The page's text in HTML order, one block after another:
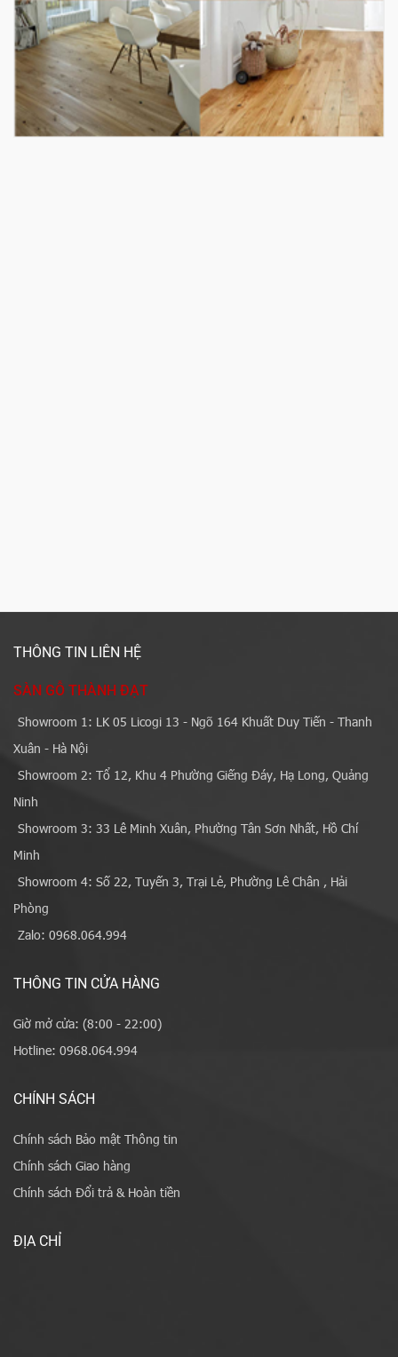
THÔNG TIN LIÊN HỆ
SÀN GỖ THÀNH ĐẠT
Showroom 1: LK 05 Licogi 13 - Ngõ 164 Khuất Duy Tiến - Thanh
Xuân - Hà Nội
Showroom 2: Tổ 12, Khu 4 Phường Giếng Đáy, Hạ Long, Quảng
Ninh
Showroom 3: 33 Lê Minh Xuân, Phường Tân Sơn Nhất, Hồ Chí
Minh
Showroom 4: Số 22, Tuyến 3, Trại Lẻ, Phường Lê Chân , Hải
Phòng
Zalo: 0968.064.994
THÔNG TIN CỬA HÀNG
Giờ mở cửa: (8:00 - 22:00)
Hotline: 0968.064.994
CHÍNH SÁCH
Chính sách Bảo mật Thông tin
Chính sách Giao hàng
Chính sách Đổi trả & Hoàn tiền
ĐỊA CHỈ